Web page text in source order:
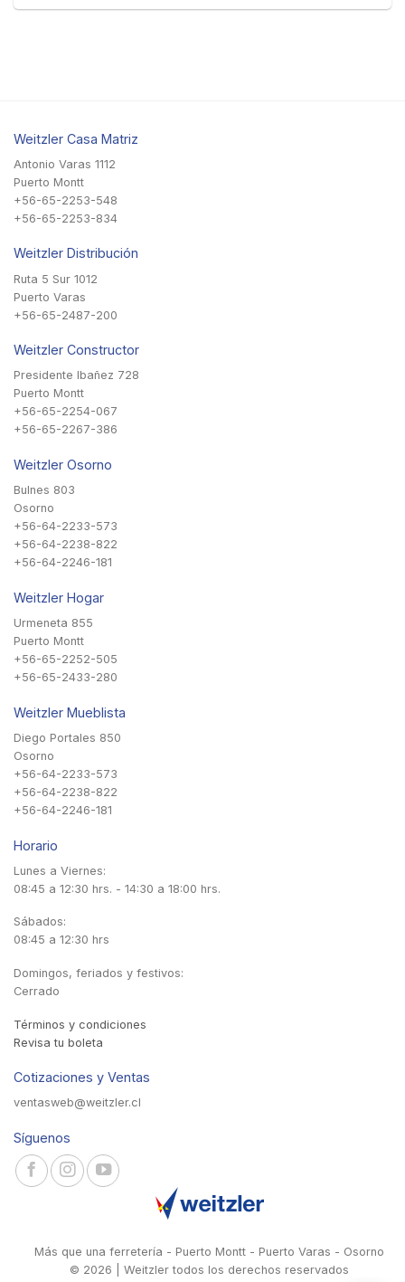
Weitzler Casa Matriz
Antonio Varas 1112
Puerto Montt
+56-65-2253-548
+56-65-2253-834
Weitzler Distribución
Ruta 5 Sur 1012
Puerto Varas
+56-65-2487-200
Weitzler Constructor
Presidente Ibañez 728
Puerto Montt
+56-65-2254-067
+56-65-2267-386
Weitzler Osorno
Bulnes 803
Osorno
+56-64-2233-573
+56-64-2238-822
+56-64-2246-181
Weitzler Hogar
Urmeneta 855
Puerto Montt
+56-65-2252-505
+56-65-2433-280
Weitzler Mueblista
Diego Portales 850
Osorno
+56-64-2233-573
+56-64-2238-822
+56-64-2246-181
Horario
Lunes a Viernes:
08:45 a 12:30 hrs. - 14:30 a 18:00 hrs.
Sábados:
08:45 a 12:30 hrs
Domingos, feriados y festivos:
Cerrado
Términos y condiciones
Revisa tu boleta
Cotizaciones y Ventas
ventasweb@weitzler.cl
Síguenos
Más que una ferretería - Puerto Montt - Puerto Varas - Osorno
© 2026 | Weitzler todos los derechos reservados